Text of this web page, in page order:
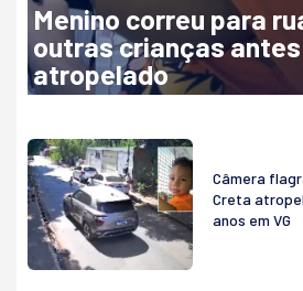
Menino correu para
outras crianças
atropelado
Câmera
Creta
anos em VG